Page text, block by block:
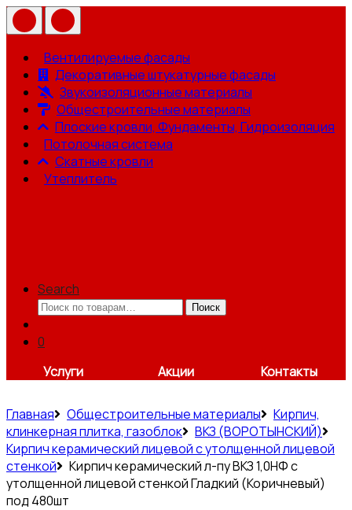
Вентилируемые фасады
Декоративные штукатурные фасады
Звукоизоляционные материалы
Общестроительные материалы
Плоские кровли, Фундаменты, Гидроизоляция
Потолочная система
Скатные кровли
Утеплитель
Search
Искать:
Поиск
0
Услуги
Акции Контакты
Главная Общестроительные материалы
Кирпич,
клинкерная плитка, газоблок
ВКЗ (ВОРОТЫНСКИЙ)
Кирпич керамический лицевой с утолщенной лицевой
стенкой
Кирпич керамический л-пу ВКЗ 1,0НФ с
утолщенной лицевой стенкой Гладкий (Коричневый)
под 480шт